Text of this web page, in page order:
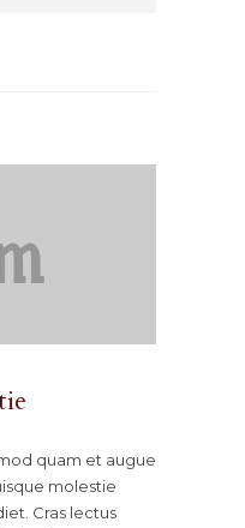
quam et augue
molestie
Cras lectus